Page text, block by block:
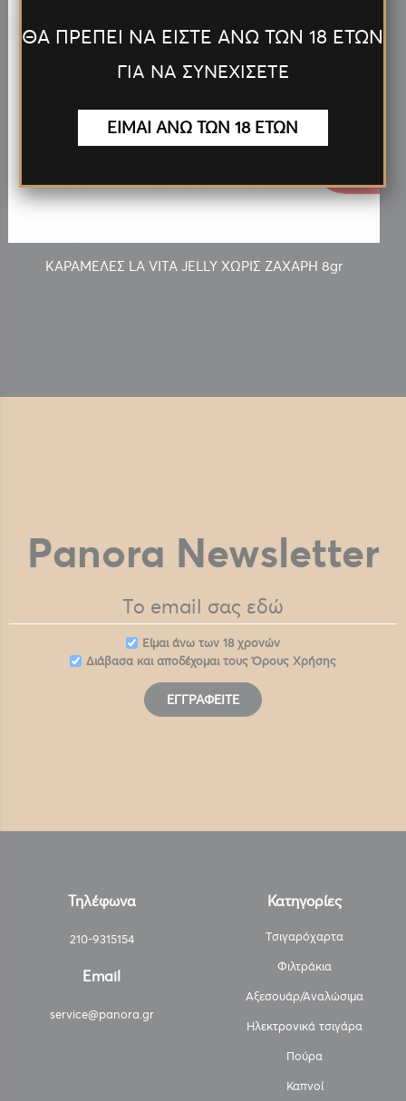
ΚΑΡΑΜΕΛΕΣ LA VITA JELLY ΧΩΡΙΣ ΖΑΧΑΡΗ 8gr
Panora Newsletter
Eίμαι άνω των 18 χρονών
Διάβασα και αποδέχομαι τουςΌρους Χρήσης
ΕΓΓΡΑΦΕΊΤΕ
Τηλέφωνα
210-9315154
Email
service@panora.gr
Κατηγορίες
Τσιγαρόχαρτα
Φιλτράκια
Αξεσουάρ/Αναλώσιμα
Ηλεκτρονικά τσιγάρα
Πούρα
Καπνοί
ΘΑ ΠΡΕΠΕΙ ΝΑ ΕΙΣΤΕ ΑΝΩ ΤΩΝ 18 ΕΤΩΝ
ΓΙΑ ΝΑ ΣΥΝΕΧΙΣΕΤΕ
ΕΙΜΑΙ ΑΝΩ ΤΩΝ 18 ΕΤΩΝ